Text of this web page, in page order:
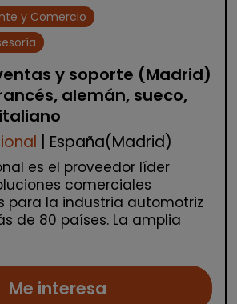
y Comercio
y soporte (Madrid)
alemán, sueco,
| España(Madrid)
es el proveedor líder
comerciales
para la industria automotriz
de 80 países. La amplia
Me interesa